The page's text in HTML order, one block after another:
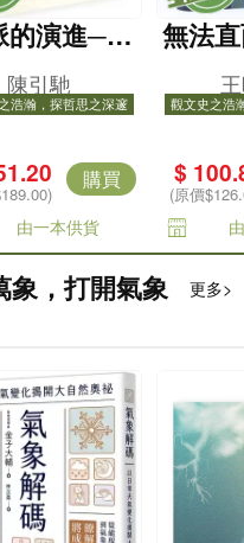
的演進──
古代文學史
（精）
陳引馳
浩瀚，探哲思之深邃
購買
由一本供貨
無法
──
訂本
觀文史之浩
$
(原價
象，打開氣象 更多>